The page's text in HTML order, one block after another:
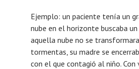
Ejemplo: un paciente tenía un
nube en el horizonte buscaba
aquella nube no se
tormentas, su madre se
con el que contagió al niño. Con